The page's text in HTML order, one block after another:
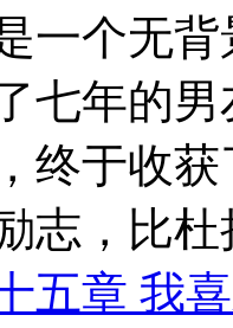
一个无
七年的
终于收
志，比
五章 我